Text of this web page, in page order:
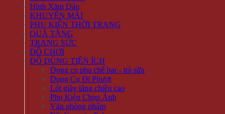
Hình Xăm Dán
KHUYẾN MÃI
PHỤ KIỆN THỜI TRANG
QUÀ TẶNG
TRANG SỨC
ĐỒ CHƠI
ĐỒ DÙNG TIỆN ÍCH
Dụng cụ pha chế bar - trà sữa
Dụng Cụ Đi Phượt
Lót giày tăng chiều cao
Phụ Kiện Chụp Ảnh
Văn phòng phẩm